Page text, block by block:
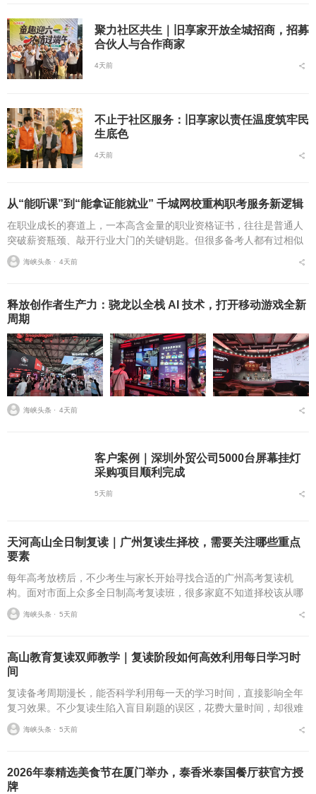
聚力社区共生｜旧享家开放全城招商，招募
合伙人与合作商家
4天前
不止于社区服务：旧享家以责任温度筑牢民
生底色
4天前
从“能听课”到“能拿证能就业” 千城网校重构职考服务新逻辑
在职业成长的赛道上，一本高含金量的职业资格证书，往往是普通人
突破薪资瓶颈、敲开行业大门的关键钥匙。但很多备考人都有过相似
的糟心经历：报了热门网校的课，学完才发现内容和最新考纲完全脱
节；对着录播课啃了三...
海峡头条 ⋅ 4天前
释放创作者生产力：骁龙以全栈 AI 技术，打开移动游戏全新
周期
海峡头条 ⋅ 4天前
客户案例｜深圳外贸公司5000台屏幕挂灯
采购项目顺利完成
5天前
天河高山全日制复读｜广州复读生择校，需要关注哪些重点
要素
每年高考放榜后，不少考生与家长开始寻找合适的广州高考复读机
构。面对市面上众多全日制高考复读班，很多家庭不知道择校该从哪
些维度入手。挑选广州高考复读学校，不能只简单关注学费与宣传信
息，办学合规性、师资配...
海峡头条 ⋅ 5天前
高山教育复读双师教学｜复读阶段如何高效利用每日学习时
间
复读备考周期漫长，能否科学利用每一天的学习时间，直接影响全年
复习效果。不少复读生陷入盲目刷题的误区，花费大量时间，却很难
实现稳步进步。学会规划时间，是复读提分的基础。合理的复读学习
规划，应当区分课堂学...
海峡头条 ⋅ 5天前
2026年泰精选美食节在厦门举办，泰香米泰国餐厅获官方授
牌